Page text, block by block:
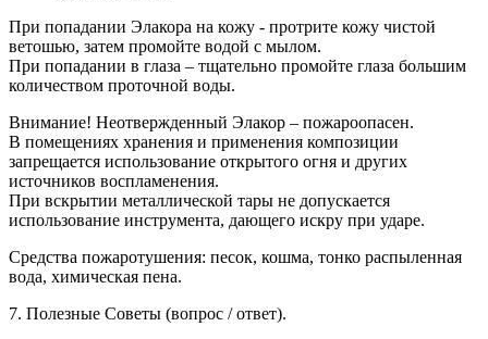
При попадании Элакора на кожу - протрите кожу чистой
ветошью, затем промойте водой с мылом.
При попадании в глаза – тщательно промойте глаза большим
количеством проточной воды.
Внимание! Неотвержденный Элакор – пожароопасен.
В помещениях хранения и применения композиции
запрещается использование открытого огня и других
источников воспламенения.
При вскрытии металлической тары не допускается
использование инструмента, дающего искру при ударе.
Средства пожаротушения: песок, кошма, тонко распыленная
вода, химическая пена.
7. Полезные Советы (вопрос / ответ).